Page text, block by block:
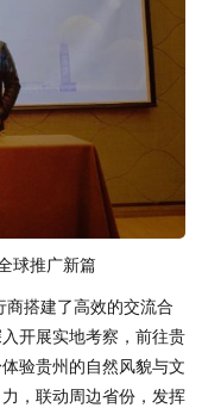
球推广新篇
商搭建了高效的交流合
开展实地考察，前往贵
验贵州的自然风貌与文
，联动周边省份，发挥